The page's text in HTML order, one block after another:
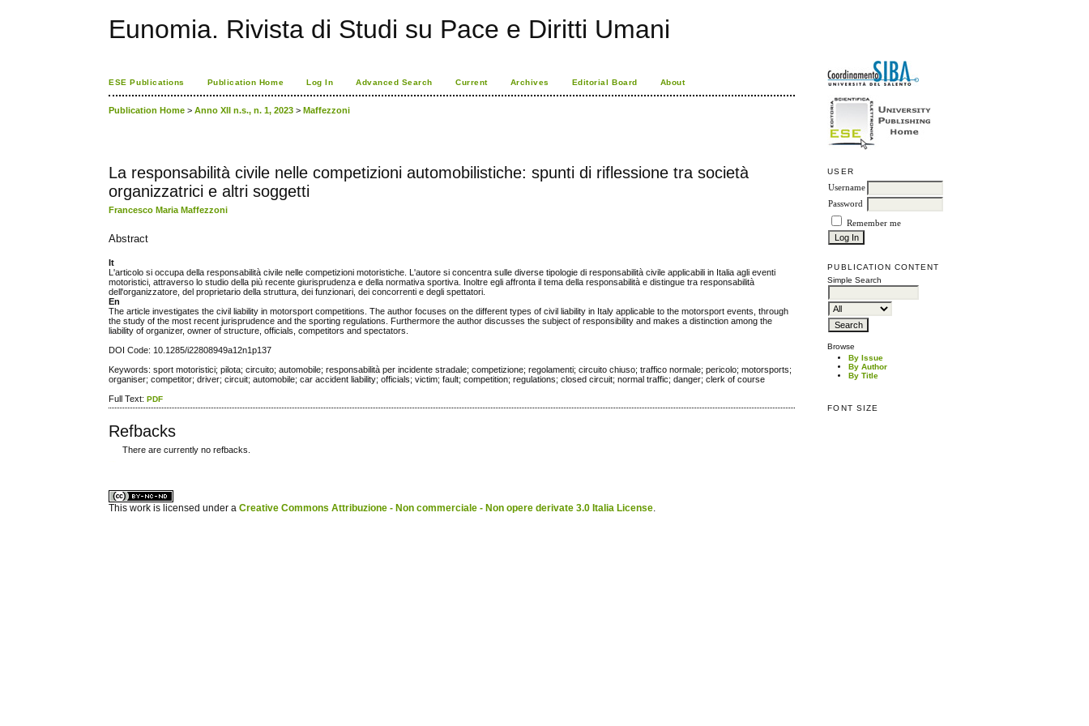
Eunomia. Rivista di Studi su Pace e Diritti Umani
USER
Username
Password
Remember me
PUBLICATION CONTENT
Simple Search
Browse
By Issue
By Author
By Title
FONT SIZE
ESE Publications Publication Home Log In Advanced Search Current Archives Editorial Board About
Publication Home >Anno XII n.s., n. 1, 2023 >Maffezzoni
La responsabilità civile nelle competizioni automobilistiche: spunti di riflessione tra società
organizzatrici e altri soggetti
Francesco Maria Maffezzoni
Abstract
It
L'articolo si occupa della responsabilità civile nelle competizioni motoristiche. L'autore si concentra sulle diverse tipologie di responsabilità civile applicabili in Italia agli eventi
motoristici, attraverso lo studio della più recente giurisprudenza e della normativa sportiva. Inoltre egli affronta il tema della responsabilità e distingue tra responsabilità
dell'organizzatore, del proprietario della struttura, dei funzionari, dei concorrenti e degli spettatori.
En
The article investigates the civil liability in motorsport competitions. The author focuses on the different types of civil liability in Italy applicable to the motorsport events, through
the study of the most recent jurisprudence and the sporting regulations. Furthermore the author discusses the subject of responsibility and makes a distinction among the
liability of organizer, owner of structure, officials, competitors and spectators.
DOI Code: 10.1285/i22808949a12n1p137
Keywords: sport motoristici; pilota; circuito; automobile; responsabilità per incidente stradale; competizione; regolamenti; circuito chiuso; traffico normale; pericolo; motorsports;
organiser; competitor; driver; circuit; automobile; car accident liability; officials; victim; fault; competition; regulations; closed circuit; normal traffic; danger; clerk of course
Full Text:PDF
Refbacks
There are currently no refbacks.
This work is licensed under aCreative Commons Attribuzione - Non commerciale - Non opere derivate 3.0 Italia License.